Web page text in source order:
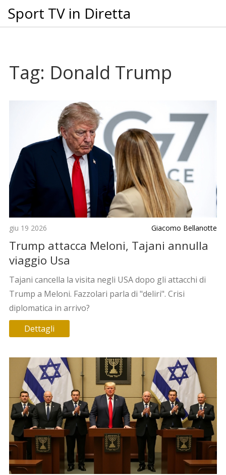
Sport TV in Diretta
Tag: Donald Trump
giu 19 2026 Giacomo Bellanotte
Trump attacca Meloni, Tajani annulla
viaggio Usa
Tajani cancella la visita negli USA dopo gli attacchi di
Trump a Meloni. Fazzolari parla di "deliri". Crisi
diplomatica in arrivo?
Dettagli